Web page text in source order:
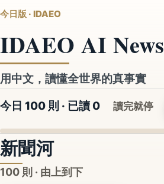
今日版 · IDAEO
IDAEO AI News
用中文，讀懂全世界的真事實
今日 100 則 · 已讀 0 讀完就停
新聞河
100 則 · 由上到下